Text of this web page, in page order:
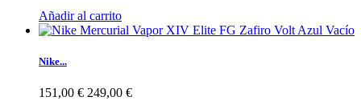
Añadir al carrito
Nike...
151,00 € 249,00 €